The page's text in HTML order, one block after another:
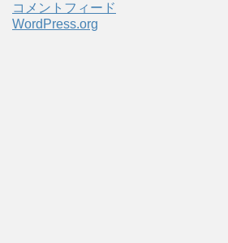
コメントフィード
WordPress.org